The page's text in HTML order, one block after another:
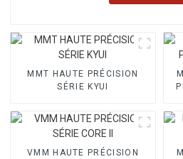
MMT HAUTE PRÉCISION
SÉRIE KYUI
VMM HAUTE PRÉCISION